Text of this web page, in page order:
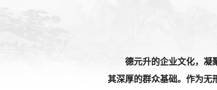
德元升的企业文化，凝
其深厚的群众基础。作为无